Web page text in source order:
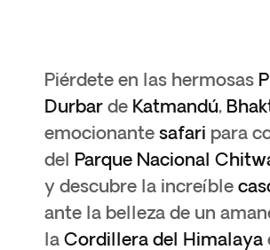
Piérdete en las hermosas
Durbar de Katmandú,
emocionante safari para
del Parque Nacional
y descubre la increíble
ante la belleza de un
la Cordillera del Himalaya